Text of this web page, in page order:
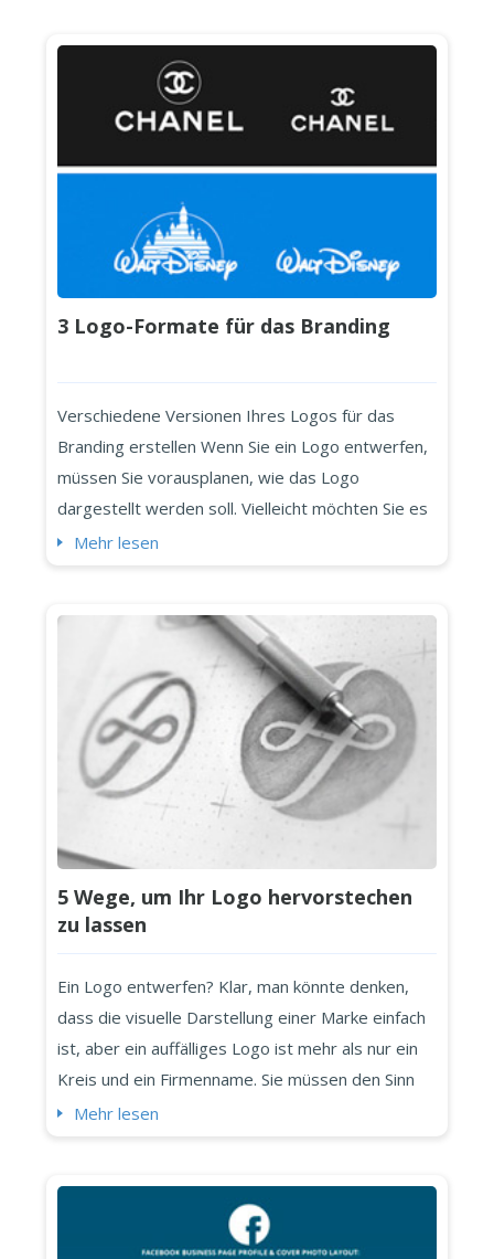
3 Logo-Formate für das Branding
Verschiedene Versionen Ihres Logos für das
Branding erstellen Wenn Sie ein Logo entwerfen,
müssen Sie vorausplanen, wie das Logo
dargestellt werden soll. Vielleicht möchten Sie es
auf Ihren Lieferwagen oder Firmenwagen kleben,
alle diese verschiedenen Situationen benötigen
Mehr lesen
5 Wege, um Ihr Logo hervorstechen
zu lassen
Ein Logo entwerfen? Klar, man könnte denken,
dass die visuelle Darstellung einer Marke einfach
ist, aber ein auffälliges Logo ist mehr als nur ein
Kreis und ein Firmenname. Sie müssen den Sinn
genau zusammenfassen. Andernfalls, ob Sie das
Unternehmen kolossale Nachteile bereiten. Hier
sind 5 Wege, Ihr Logo...
Mehr lesen